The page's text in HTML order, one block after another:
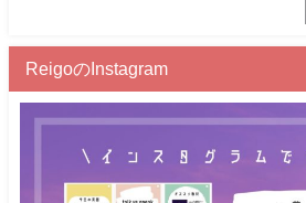
ReigoのInstagram